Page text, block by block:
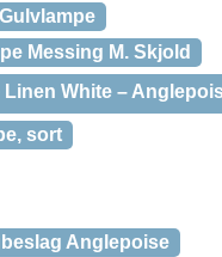
Messing M. Skjold
Linen White –
sort
Anglepoise